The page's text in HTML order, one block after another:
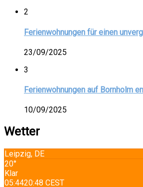
2
Ferienwohnungen für einen
23/09/2025
3
Ferienwohnungen auf Bornholm
10/09/2025
Wetter
Leipzig, DE
20°
Klar
05:4420:48 CEST